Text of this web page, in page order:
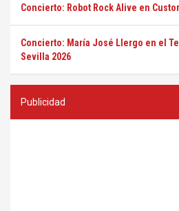
Concierto: Robot Rock Alive en
Concierto: María José Llergo en el
Sevilla 2026
Publicidad